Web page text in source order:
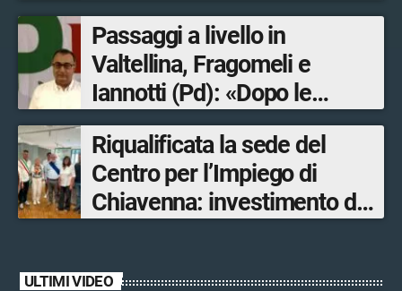
Passaggi a livello in
Valtellina, Fragomeli e
Iannotti (Pd): «Dopo le
Olimpiadi solo un terzo delle
opere sostitutive sarà
ultimato entro il 2026»
Riqualificata la sede del
Centro per l’Impiego di
Chiavenna: investimento da
ULTIMI VIDEO